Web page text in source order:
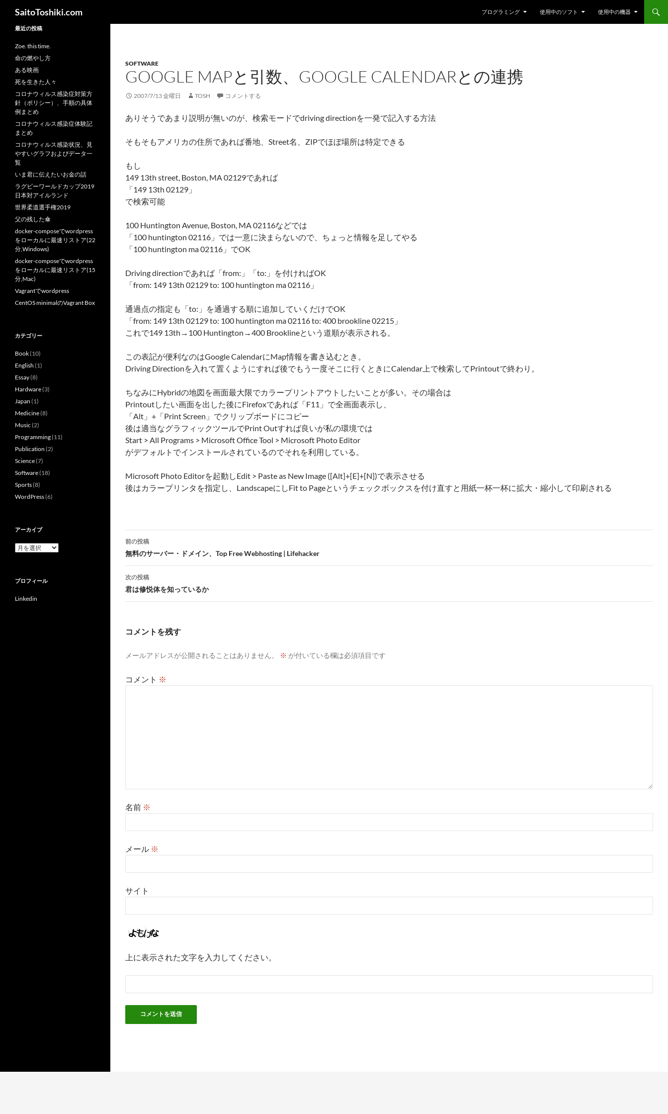
SaitoToshiki.com プログラミング 使用中のソフト 使用中の機器
SOFTWARE
GOOGLE MAPと引数、GOOGLE CALENDARとの連携
2007/7/13 金曜日 TOSH コメントする
ありそうであまり説明が無いのが、検索モードでdriving directionを一発で記入する方法
そもそもアメリカの住所であれば番地、Street名、ZIPでほぼ場所は特定できる
もし
149 13th street, Boston, MA 02129であれば
「149 13th 02129」
で検索可能
100 Huntington Avenue, Boston, MA 02116などでは
「100 huntington 02116」では一意に決まらないので、ちょっと情報を足してやる
「100 huntington ma 02116」でOK
Driving directionであれば「from:」「to:」を付ければOK
「from: 149 13th 02129 to: 100 huntington ma 02116」
通過点の指定も「to:」を通過する順に追加していくだけでOK
「from: 149 13th 02129 to: 100 huntington ma 02116 to: 400 brookline 02215」
これで149 13th→100 Huntington→400 Brooklineという道順が表示される。
この表記が便利なのはGoogle CalendarにMap情報を書き込むとき。
Driving Directionを入れて置くようにすれば後でもう一度そこに行くときにCalendar上で検索してPrintoutで終わり。
ちなみにHybridの地図を画面最大限でカラープリントアウトしたいことが多い。その場合は
Printoutしたい画面を出した後にFirefoxであれば「F11」で全画面表示し、
「Alt」+「Print Screen」でクリップボードにコピー
後は適当なグラフィックツールでPrint Outすれば良いが私の環境では
Start > All Programs > Microsoft Office Tool > Microsoft Photo Editor
がデフォルトでインストールされているのでそれを利用している。
Microsoft Photo Editorを起動しEdit > Paste as New Image ([Alt]+[E]+[N])で表示させる
後はカラープリンタを指定し、LandscapeにしFit to Pageというチェックボックスを付け直すと用紙一杯一杯に拡大・縮小して印刷される
投
稿
ナ
ビ
ゲ
ョ
ン
前の投稿
無料のサーバー・ドメイン、Top Free Webhosting | Lifehacker
次の投稿
君は修悦体を知っているか
コメントを残す
メールアドレスが公開されることはありません。 ※ が付いている欄は必須項目です
コメント ※
名前 ※
メール ※
サイト
上に表示された文字を入力してください。
最近の投稿
Zoe. this time.
命の燃やし方
ある映画
死を生きた人々
コロナウィルス感染症対策方
針（ポリシー）、手順の具体
例まとめ
コロナウィルス感染症体験記
まとめ
コロナウィルス感染状況、見
やすいグラフおよびデータ一
覧
いま君に伝えたいお金の話
ラグビーワールドカップ2019
日本対アイルランド
世界柔道選手権2019
父の残した傘
docker-composeでwordpress
をローカルに最速リストア(22
分,Windows)
docker-composeでwordpress
をローカルに最速リストア(15
分,Mac)
Vagrantでwordpress
CentOS minimalのVagrant Box
カテゴリー
Book(10)
English (1)
Essay(8)
Hardware(3)
Japan (1)
Medicine(8)
Music (2)
Programming(11)
Publication (2)
Science(7)
Software(18)
Sports(8)
WordPress(6)
アーカイブ
ア
ブ
プロフィール
Linkedin